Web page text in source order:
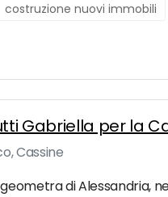
costruzione nuovi immobili
Gabriella per la
Cassine
di Alessandria,